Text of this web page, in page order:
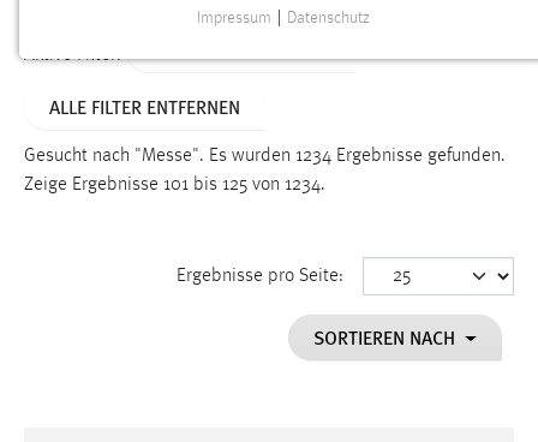
Aktive Filter:
ALLE FILTER ENTFERNEN
Gesucht nach "Messe". Es wurden 1234 Ergebnisse gefunden.
Zeige Ergebnisse 101 bis 125 von 1234.
Ergebnisse pro Seite:
SORTIEREN NACH
Funktionen und sind für die einwandfreie Funktion der
Einverständnis
cookie_consent
Dieser Cookie speichert die ausgewählten Einverständnis-
Impressum Datenschutz